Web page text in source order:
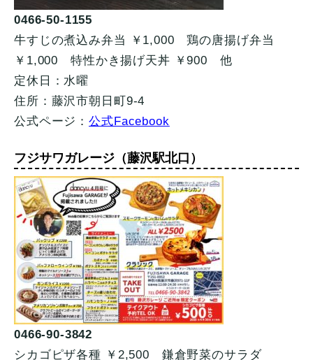
0466-50-1155
牛すじの煮込み弁当 ￥1,000 鶏の唐揚げ弁当
￥1,000 特性かき揚げ天丼 ￥900 他
定休日：水曜
住所：藤沢市朝日町9-4
公式ページ：公式Facebook
フジサワガレージ（藤沢駅北口）
0466-90-3842
シカゴピザ各種 ￥2,500 鎌倉野菜のサラダ